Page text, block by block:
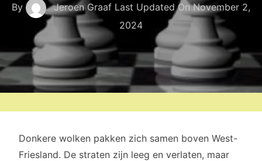
By Jeroen Graaf Last Updated OnNovember 2,
2024
Donkere wolken pakken zich samen boven West-
Friesland. De straten zijn leeg en verlaten, maar